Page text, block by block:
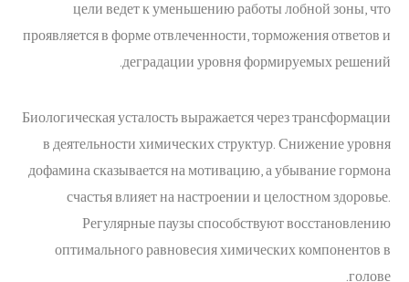
цели ведет к уменьшению работы лобной зоны, что
проявляется в форме отвлеченности, торможения ответов и
деградации уровня формируемых решений.
Биологическая усталость выражается через трансформации
в деятельности химических структур. Снижение уровня
дофамина сказывается на мотивацию, а убывание гормона
счастья влияет на настроении и целостном здоровье.
Регулярные паузы способствуют восстановлению
оптимального равновесия химических компонентов в
голове.